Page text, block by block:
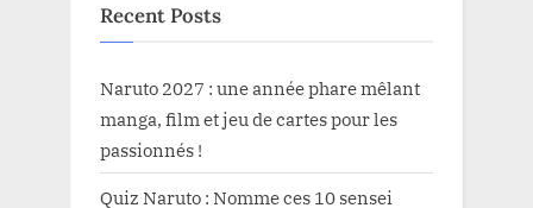
Recent Posts
Naruto 2027 : une année phare mêlant
manga, film et jeu de cartes pour les
passionnés !
Quiz Naruto : Nomme ces 10 sensei